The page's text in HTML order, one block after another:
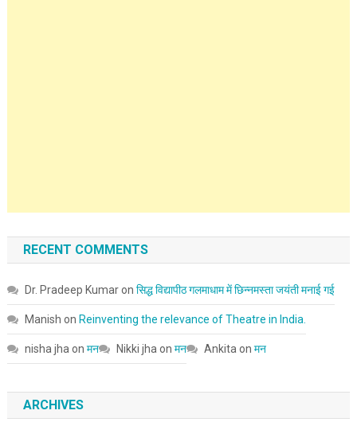
RECENT COMMENTS
Dr. Pradeep Kumaron सिद्ध विद्यापीठ गलमाधाम में छिन्नमस्ता जयंती मनाई गई
Manish on Reinventing the relevance of Theatre in India.
nisha jha on मन Nikki jha on मन Ankita on मन
ARCHIVES